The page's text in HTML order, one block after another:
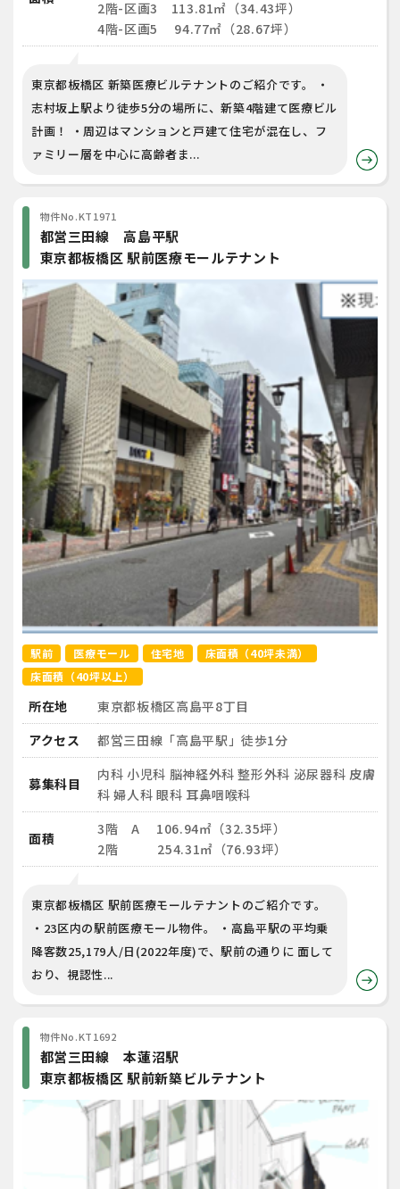
2階-区画3 113.81㎡（34.43坪）
4階-区画5 94.77㎡（28.67坪）
東京都板橋区 新築医療ビルテナントのご紹介です。 ・
志村坂上駅より徒歩5分の場所に、新築4階建て医療ビル
計画！ ・周辺はマンションと戸建て住宅が混在し、フ
ァミリー層を中心に高齢者ま...
物件No.KT1971
都営三田線 高島平駅
東京都板橋区 駅前医療モールテナント
駅前 医療モール 住宅地
床面積（40坪未満）
床面積（40坪以上）
所在地
東京都板橋区高島平8丁目
アクセス
都営三田線「高島平駅」徒歩1分
募集科目
内科 小児科 脳神経外科 整形外科 泌尿器科 皮膚
科 婦人科 眼科 耳鼻咽喉科
面積
3階 A 106.94㎡（32.35坪）
2階 254.31㎡（76.93坪）
東京都板橋区 駅前医療モールテナントのご紹介です。
・23区内の駅前医療モール物件。 ・高島平駅の平均乗
降客数25,179人/日(2022年度)で、駅前の通りに 面して
おり、視認性...
物件No.KT1692
都営三田線 本蓮沼駅
東京都板橋区 駅前新築ビルテナント